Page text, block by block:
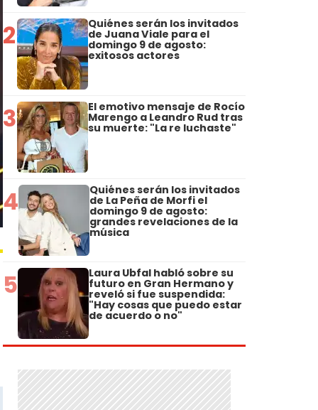
2 Quiénes serán los invitados
de Juana Viale para el
domingo 9 de agosto:
exitosos actores
3 El emotivo mensaje de Rocío
Marengo a Leandro Rud tras
su muerte: "La re luchaste"
4 Quiénes serán los invitados
de La Peña de Morfi el
domingo 9 de agosto:
grandes revelaciones de la
música
5 Laura Ubfal habló sobre su
futuro en Gran Hermano y
reveló si fue suspendida:
"Hay cosas que puedo estar
de acuerdo o no"